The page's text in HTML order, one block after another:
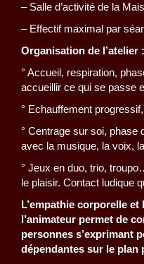
– Salle d’activité de la
– Effectif maximal par
Organisation de l’atelier :
° Accueil, respiration,
accueillir ce qui se passe
° Echauffement
° Centrage sur soi, phase
avec la musique, la voix,
° Jeux en duo, trio,
le plaisir. Contact ludique
L’empathie corporelle
l’animateur permet de
personnes s’exprimant
dépendantes sur le plan